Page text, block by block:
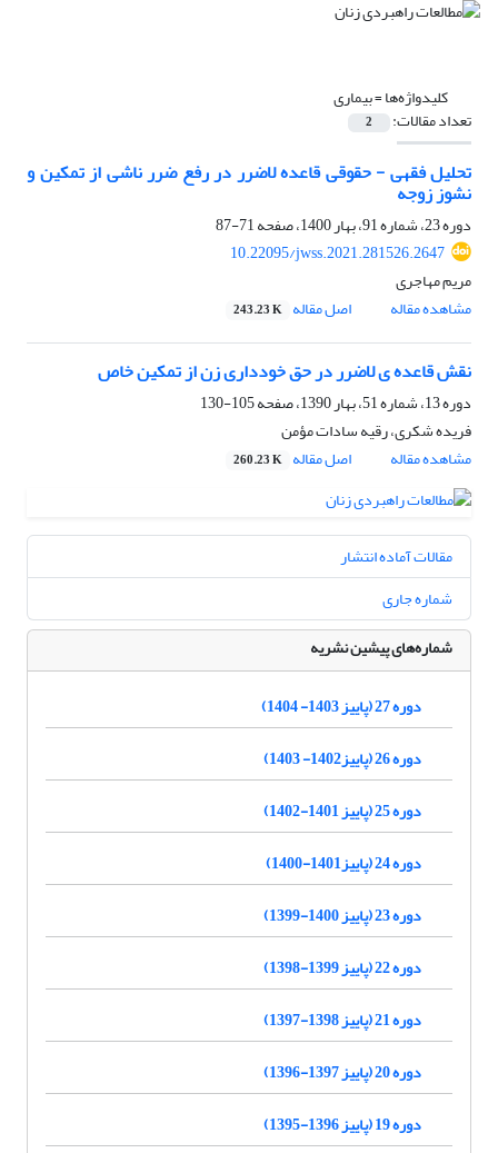
کلیدواژه‌ها =بیماری
تعداد مقالات: 2
تحلیل فقهی - حقوقی قاعده لاضرر در رفع ضرر ناشی از تمکین و
نشوز زوجه
دوره 23، شماره 91، بهار 1400، صفحه
71-87
10.22095/jwss.2021.281526.2647
مریم مهاجری
مشاهده مقاله
اصل مقاله 243.23 K
نقش قاعده ی لاضرر در حق خودداری زن از تمکین خاص
دوره 13، شماره 51، بهار 1390، صفحه
105-130
فریده شکری، رقیه سادات مؤمن
مشاهده مقاله
اصل مقاله 260.23 K
مقالات آماده انتشار
شماره جاری
شماره‌های پیشین نشریه
دوره 27 (پاییز 1403- 1404)
دوره 26 (پاییز1402- 1403)
دوره 25 (پاییز 1401-1402)
دوره 24 (پاییز1401-1400)
دوره 23 (پاییز 1400-1399)
دوره 22 (پاییز 1399-1398)
دوره 21 (پاییز 1398-1397)
دوره 20 (پاییز 1397-1396)
دوره 19 (پاییز 1396-1395)